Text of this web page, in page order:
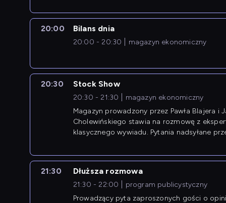
20:00 Bilans dnia
20:00 - 20:30 magazyn ekonomiczny
20:30 Stock Show
20:30 - 21:30
magazyn ekonomiczny
Magazyn prowadzony przez Pawła Blajera i
Cholewińskiego stawia na rozmowę z
klasycznego wywiadu. Pytania nadsyłane
21:30 Dłuższa rozmowa
21:30 - 22:00
program publicystyczny
Prowadzący pyta zaproszonych gości o